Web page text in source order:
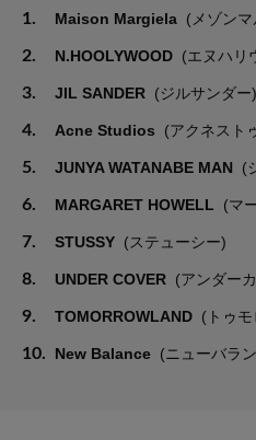
1. Maison Margiela (メゾン
2. N.HOOLYWOOD (エヌハリ
3. JIL SANDER (ジルサンダー)
4. Acne Studios (アクネスト
5. JUNYA WATANABE MAN (
6. MARGARET HOWELL (マ
7. STUSSY (ステューシー)
8. UNDER COVER (アンダー
9. TOMORROWLAND (トゥ
10. New Balance (ニューバラ